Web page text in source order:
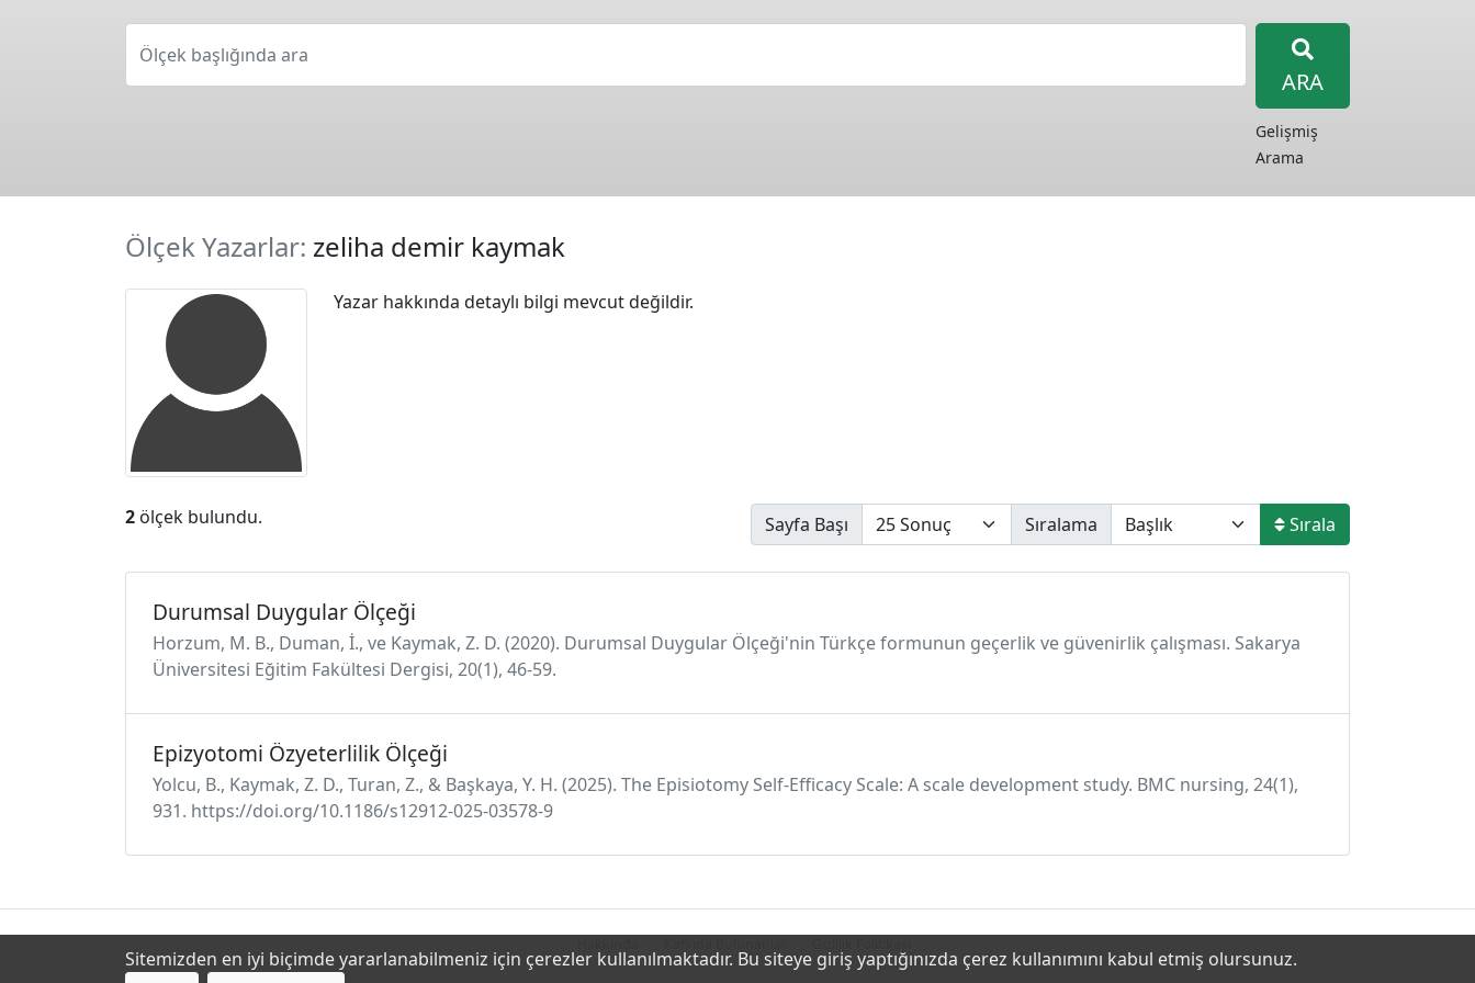
Ölçek başlığında ara
ARA
Gelişmiş
Arama
Ölçek Yazarlar: zeliha demir kaymak
Yazar hakkında detaylı bilgi mevcut değildir.
2 ölçek bulundu. Sayfa Başı Sıralama Sırala
Durumsal Duygular Ölçeği
Horzum, M. B., Duman, İ., ve Kaymak, Z. D. (2020). Durumsal Duygular Ölçeği'nin Türkçe formunun geçerlik ve güvenirlik çalışması. Sakarya
Üniversitesi Eğitim Fakültesi Dergisi, 20(1), 46-59.
Epizyotomi Özyeterlilik Ölçeği
Yolcu, B., Kaymak, Z. D., Turan, Z., & Başkaya, Y. H. (2025). The Episiotomy Self-Efficacy Scale: A scale development study. BMC nursing, 24(1),
931. https://doi.org/10.1186/s12912-025-03578-9
Sitemizden en iyi biçimde yararlanabilmeniz için çerezler kullanılmaktadır. Bu siteye giriş yaptığınızda çerez kullanımını kabul etmiş olursunuz.